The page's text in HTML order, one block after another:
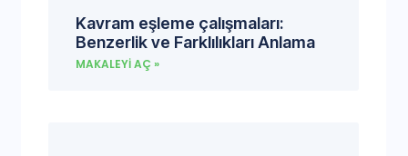
Kavram eşleme çalışmaları:
Benzerlik ve Farklılıkları Anlama
MAKALEYI AÇ »